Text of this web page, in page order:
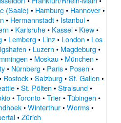
(Saale) • Hamburg • Hannover•
• Hermannstadt• Istanbul•
• Karlsruhe• Kassel• Kiew•
• Lemberg • Linz• London • Los
• Luzern • Magdeburg •
• Moskau • München •
• Nürnberg • Paris• Posen •
Rostock•Salzburg •St. Gallen •
•St. Pölten •Stralsund•
•Toronto•Trier•Tübingen •
•Winterthur•Worms•
•Zürich